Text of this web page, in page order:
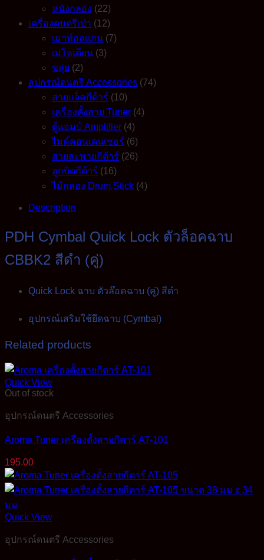
หนังกลอง (22)
เครื่องดนตรีเป่า (12)
เมาท์ออแกน (7)
เมโลเดียน (3)
ขลุ่ย (2)
อุปกรณ์ดนตรี Accessories (74)
สายแจ็คกีต้าร์ (10)
เครื่องตั้งสาย Tuner (4)
ตู้แอมป์ Amplifier (4)
ไมค์คอนเดนเซอร์ (6)
สายสะพายกีต้าร์ (26)
ลูกบิดกีต้าร์ (16)
ไม้กลอง Drum Stick (4)
Description
PDH Cymbal Quick Lock ตัวล็อคฉาบ
CBBK2 สีดำ (คู่)
Quick Lock ฉาบ ตัวล๊อคฉาบ (คู่) สีดำ
อุปกรณ์เสริมใช้ยึดฉาบ (Cymbal)
Related products
Quick View
Out of stock
อุปกรณ์ดนตรี Accessories
Aroma Tuner เครื่องตั้งสายกีตาร์ AT-101
195.00
Quick View
อุปกรณ์ดนตรี Accessories